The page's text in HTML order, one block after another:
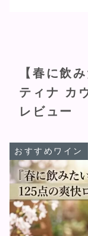
【春に飲
ティナ カ
レビュー
おすすめワイン